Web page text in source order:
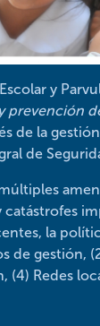
y
de la
de
catástrofes
la
de gestión,
(4) Redes